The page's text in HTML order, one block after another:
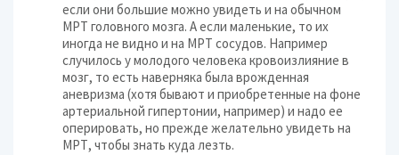
если они большие можно увидеть и на обычном
МРТ головного мозга. А если маленькие, то их
иногда не видно и на МРТ сосудов. Например
случилось у молодого человека кровоизлияние в
мозг, то есть наверняка была врожденная
аневризма (хотя бывают и приобретенные на фоне
артериальной гипертонии, например) и надо ее
оперировать, но прежде желательно увидеть на
МРТ, чтобы знать куда лезть.